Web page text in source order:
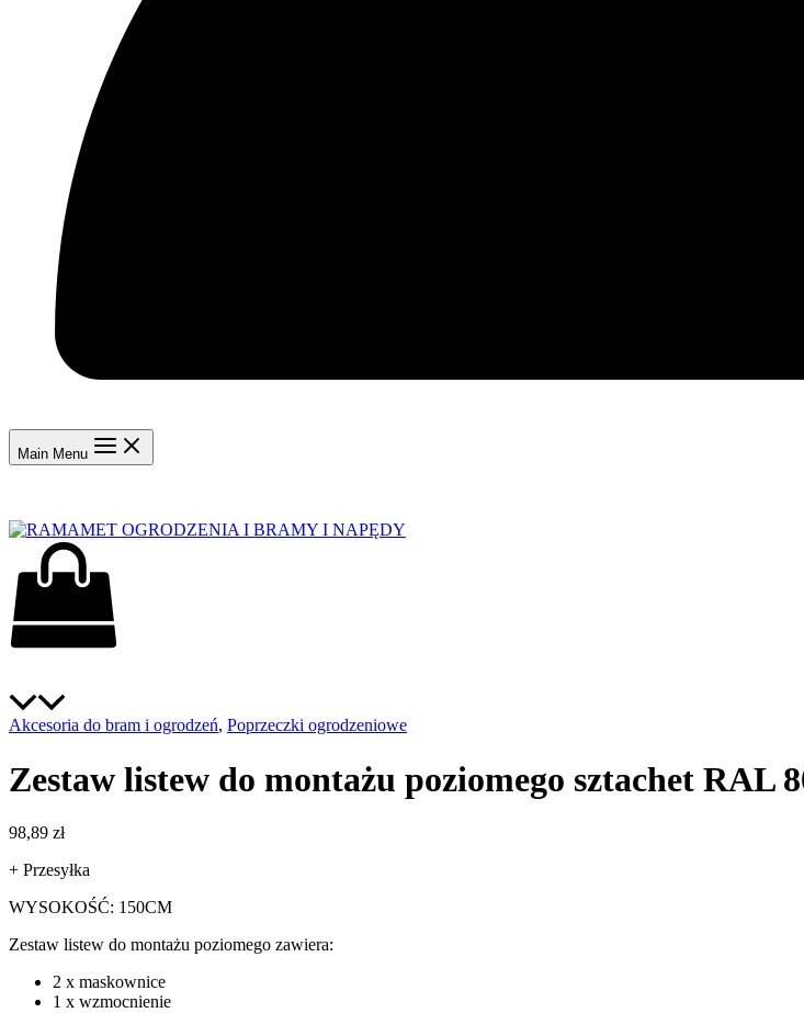
Main Menu
Akcesoria do bram i ogrodzeń, Poprzeczki ogrodzeniowe
Zestaw listew do montażu poziomego sztachet RAL
98,89 zł
+ Przesyłka
WYSOKOŚĆ: 150CM
Zestaw listew do montażu poziomego zawiera:
2 x maskownice
1 x wzmocnienie